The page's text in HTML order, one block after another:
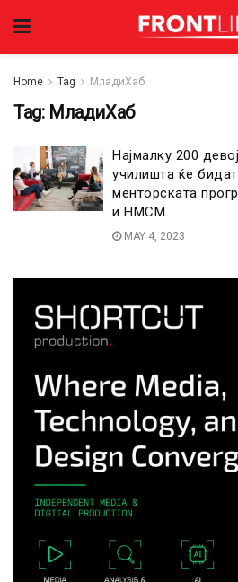
Home Tag МладиХаб
Tag: МладиХаб
Најмалку 200
училишта ќе
менторската
и НМСМ
MAY 4, 2023